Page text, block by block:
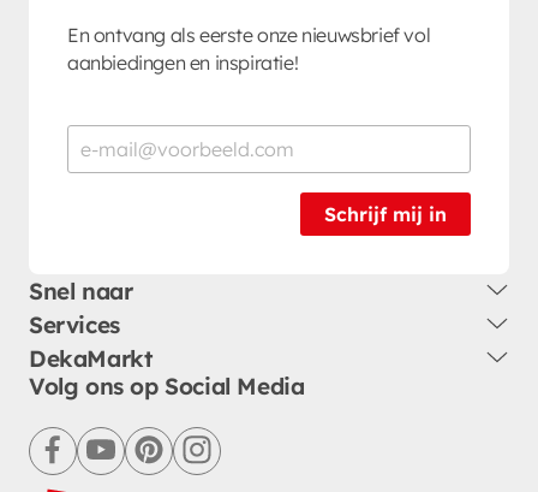
En ontvang als eerste onze nieuwsbrief vol
aanbiedingen en inspiratie!
Schrijf mij in
Snel naar
Services
DekaMarkt
Volg ons op Social Media
facebookyoutubepinterestinstagram